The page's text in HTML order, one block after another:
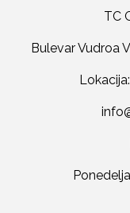
TC
Bulevar Vudroa